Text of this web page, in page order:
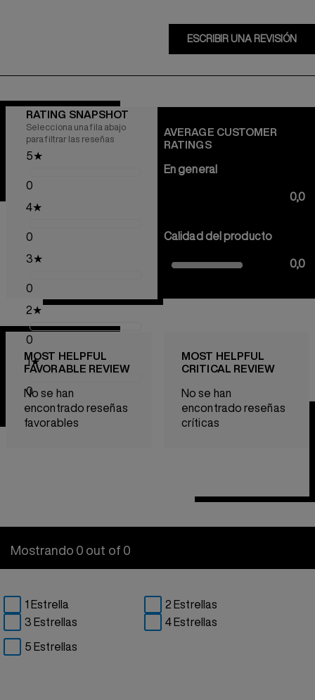
ESCRIBIR UNA REVISIÓN
RATING SNAPSHOT
Selecciona una fila abajo
para filtrar las reseñas
5★
0
4★
0
3★
0
2★
0
1★
0
AVERAGE CUSTOMER
RATINGS
En general
0,0
Calidad del producto
0,0
MOST HELPFUL
FAVORABLE REVIEW
No se han
encontrado reseñas
favorables
MOST HELPFUL
CRITICAL REVIEW
No se han
encontrado reseñas
críticas
Mostrando 0 out of 0
1 Estrella
2 Estrellas
3 Estrellas
4 Estrellas
5 Estrellas